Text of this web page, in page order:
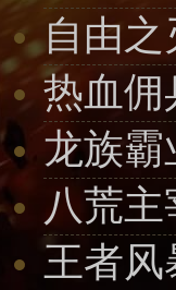
自由之
热血佣
龙族霸
八荒
王者